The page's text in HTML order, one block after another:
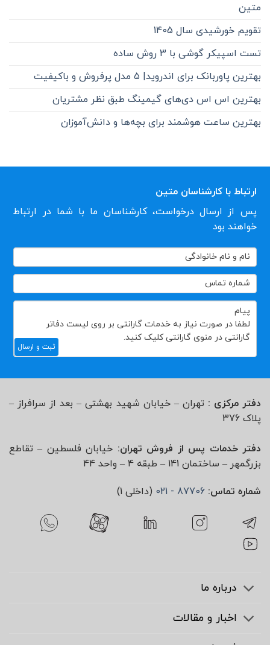
متین
تقویم خورشیدی سال 1405
تست اسپیکر گوشی با 3 روش ساده
بهترین پاوربانک برای اندروید| ۵ مدل پرفروش و باکیفیت
بهترین اس اس دی‌های گیمینگ طبق نظر مشتریان
بهترین ساعت هوشمند برای بچه‌ها و دانش‌آموزان
ارتباط با کارشناسان متین
پس از ارسال درخواست، کارشناسان ما با شما در ارتباط
خواهند بود
تماس
با
ثبت و ارسال
دفتر مرکزی : تهران – خیابان شهید بهشتی – بعد از سرافراز –
پلاک 376
دفتر خدمات پس از فروش تهران: خیابان فلسطین – تقاطع
بزرگمهر – ساختمان 141 – طبقه 4 – واحد 44
شماره تماس: 87706 - 021 (داخلی 1)
درباره ما
اخبار و مقالات